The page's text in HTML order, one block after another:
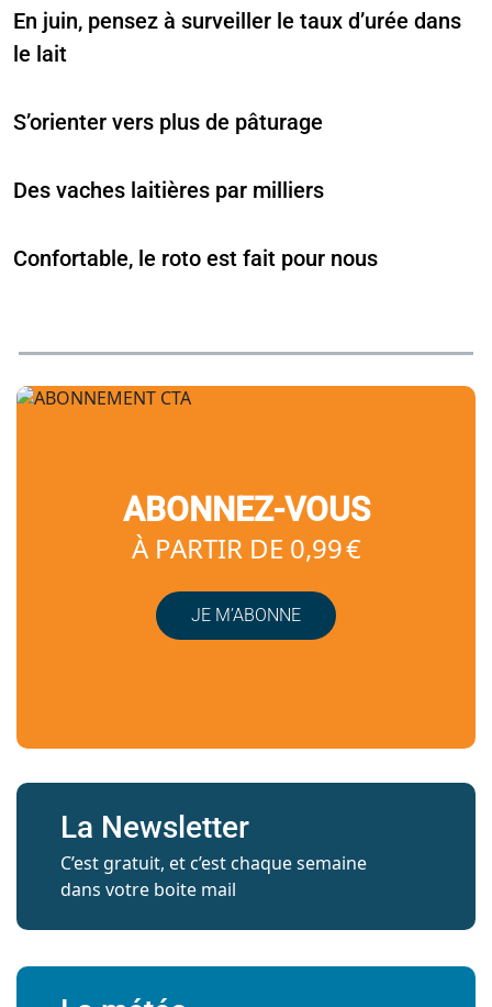
En juin, pensez à surveiller le taux d’urée dans
le lait
S’orienter vers plus de pâturage
Des vaches laitières par milliers
Confortable, le roto est fait pour nous
ABONNEZ-VOUS
À PARTIR DE 0,99 €
JE M’ABONNE
La Newsletter
C’est gratuit, et c’est chaque semaine
dans votre boite mail